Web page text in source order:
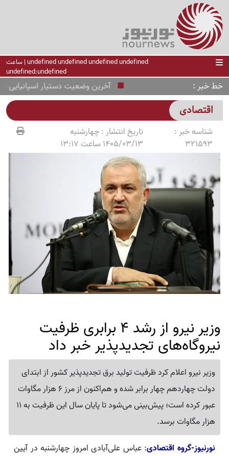
undefined undefined undefined undefined | ساعت
undefined:undefined
خط خبر آخرین وضعیت دستیار اسپانیایی
اقتصادی
شناسه خبر :
321593
تاریخ انتشار :چهارشنبه
1405/03/13 ساعت 13:17
وزیر نیرو از رشد 4 برابری ظرفیت
نیروگاه‌های تجدیدپذیر خبر داد
وزیر نیرو اعلام کرد ظرفیت تولید برق تجدیدپذیر کشور از ابتدای
دولت چهاردهم چهار برابر شده و هم‌اکنون از مرز 6 هزار مگاوات
عبور کرده است؛ پیش‌بینی می‌شود تا پایان سال این ظرفیت به 11
هزار مگاوات برسد.
نورنیوز-گروه اقتصادی: عباس علی‌آبادی امروز چهارشنبه در آیین